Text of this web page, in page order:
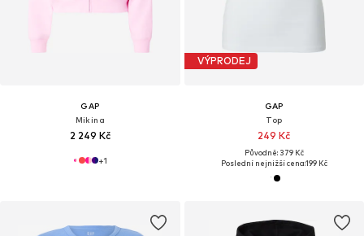
GAP
Mikina
2 249 Kč
+1
VÝPRODEJ
GAP
Top
249 Kč
Původně: 379 Kč
Poslední nejnižší cena:199 Kč